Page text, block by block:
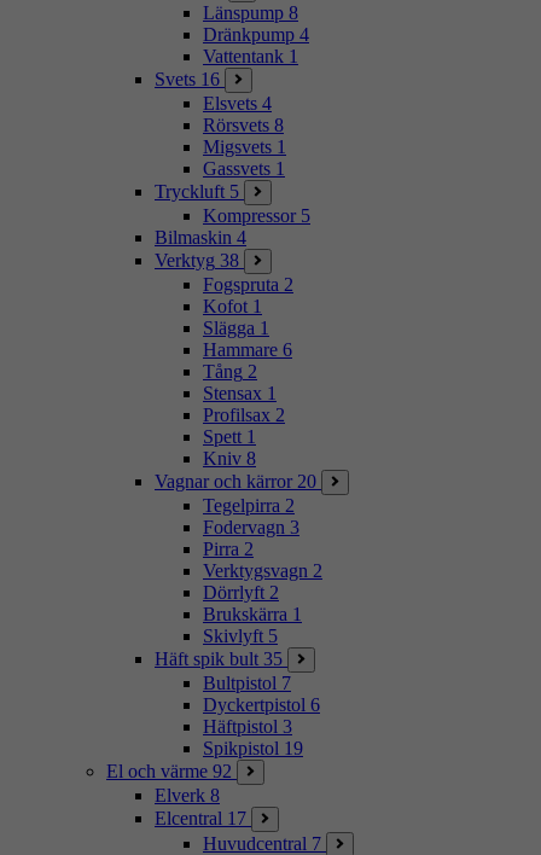
Länspump 8
Dränkpump 4
Vattentank 1
Svets 16
Elsvets 4
Rörsvets 8
Migsvets 1
Gassvets 1
Tryckluft 5
Kompressor 5
Bilmaskin 4
Verktyg 38
Fogspruta 2
Kofot 1
Slägga 1
Hammare 6
Tång 2
Stensax 1
Profilsax 2
Spett 1
Kniv 8
Vagnar och kärror 20
Tegelpirra 2
Fodervagn 3
Pirra 2
Verktygsvagn 2
Dörrlyft 2
Brukskärra 1
Skivlyft 5
Häft spik bult 35
Bultpistol 7
Dyckertpistol 6
Häftpistol 3
Spikpistol 19
El och värme 92
Elverk 8
Elcentral 17
Huvudcentral 7